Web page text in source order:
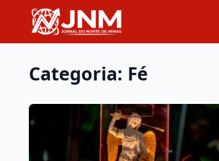
Categoria: Fé